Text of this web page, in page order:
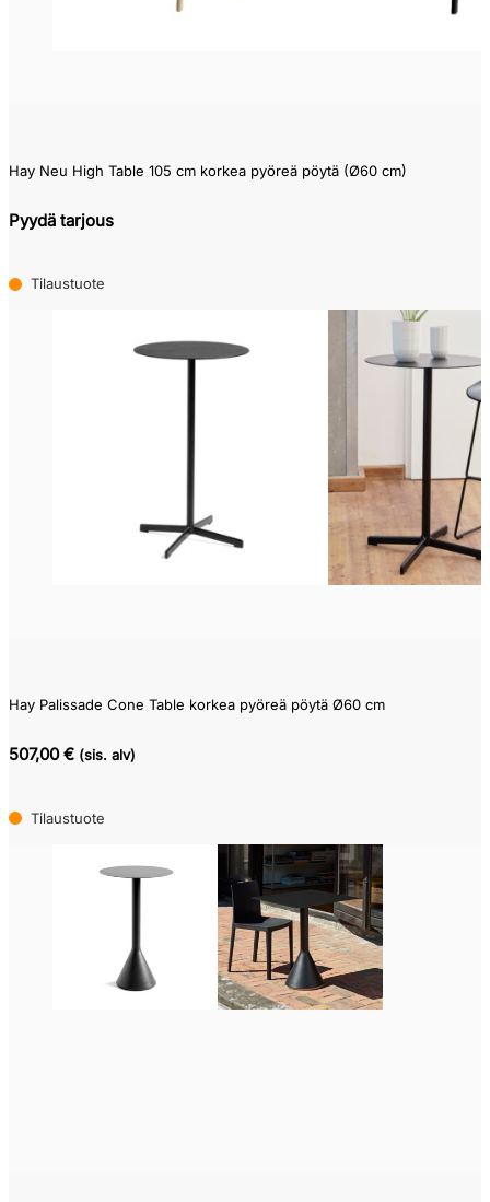
Hay Neu High Table 105 cm korkea pyöreä pöytä (Ø60 cm)
Pyydä tarjous
Tilaustuote
Hay Palissade Cone Table korkea pyöreä pöytä Ø60 cm
507,00 € (sis. alv)
Tilaustuote